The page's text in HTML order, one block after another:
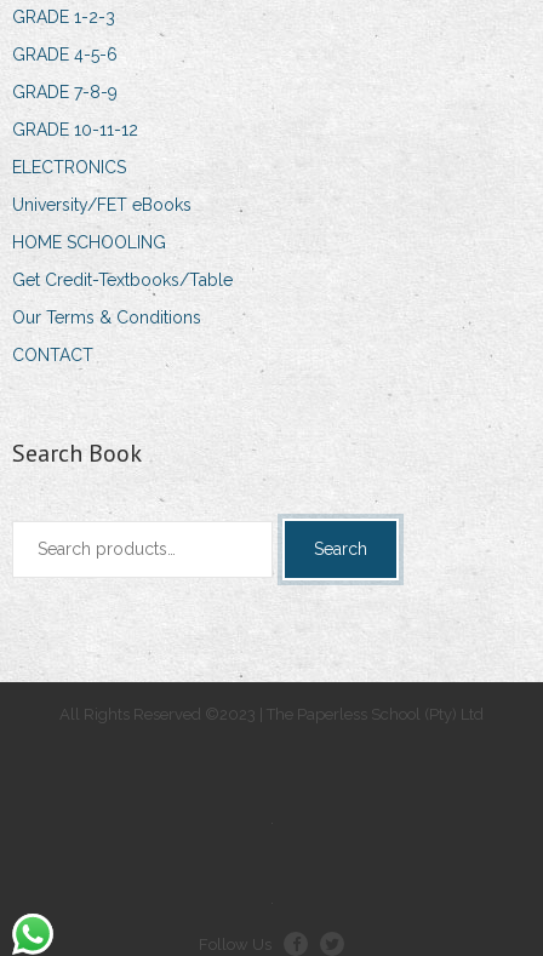
GRADE 1-2-3
GRADE 4-5-6
GRADE 7-8-9
GRADE 10-11-12
ELECTRONICS
University/FET eBooks
HOME SCHOOLING
Get Credit-Textbooks/Table
Our Terms & Conditions
CONTACT
Search Book
Search
Search
All Rights Reserved ©2023 | The Paperless School (Pty) Ltd
Follow Us